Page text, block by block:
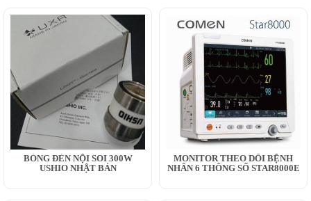
BÓNG ĐÈN NỘI SOI 300W
USHIO NHẬT BẢN
MONITOR THEO DÕI BỆNH
NHÂN 6 THÔNG SỐ STAR8000E